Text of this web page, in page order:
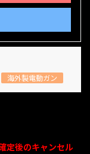
海外製電動ガン
定後のキャンセル